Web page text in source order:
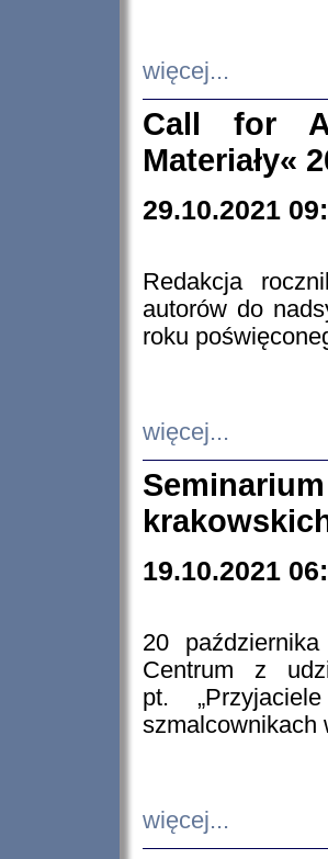
więcej...
Call for
Materiały«
29.10.2021
Redakcja
autorów do
roku
więcej...
19.10.2021
20
Centrum z
pt.
szmalcownikach
więcej...